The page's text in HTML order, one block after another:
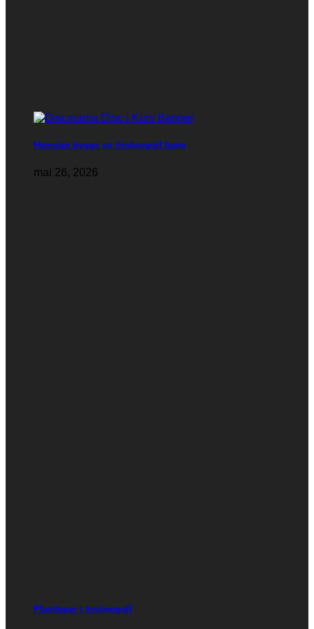
Hvordan bygge en frisbeegolf bane
mai 26, 2026
Plasttyper i frisbeegolf